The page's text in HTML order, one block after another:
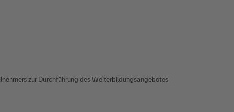
zur Durchführung des Weiterbildungsangebotes